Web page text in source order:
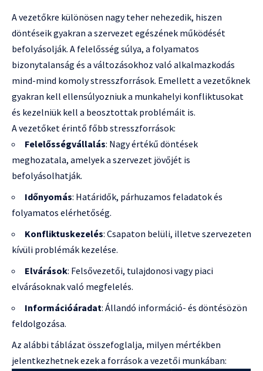
A vezetőkre különösen nagy teher nehezedik, hiszen
döntéseik gyakran a szervezet egészének működését
befolyásolják. A felelősség súlya, a folyamatos
bizonytalanság és a változásokhoz való alkalmazkodás
mind-mind komoly stresszforrások. Emellett a vezetőknek
gyakran kell ellensúlyozniuk a munkahelyi konfliktusokat
és kezelniük kell a beosztottak problémáit is.
A vezetőket érintő főbb stresszforrások:
Felelősségvállalás: Nagy értékű döntések
meghozatala, amelyek a szervezet jövőjét is
befolyásolhatják.
Időnyomás: Határidők, párhuzamos feladatok és
folyamatos elérhetőség.
Konfliktuskezelés: Csapaton belüli, illetve szervezeten
kívüli problémák kezelése.
Elvárások: Felsővezetői, tulajdonosi vagy piaci
elvárásoknak való megfelelés.
Információáradat: Állandó információ- és döntésözön
feldolgozása.
Az alábbi táblázat összefoglalja, milyen mértékben
jelentkezhetnek ezek a források a vezetői munkában: